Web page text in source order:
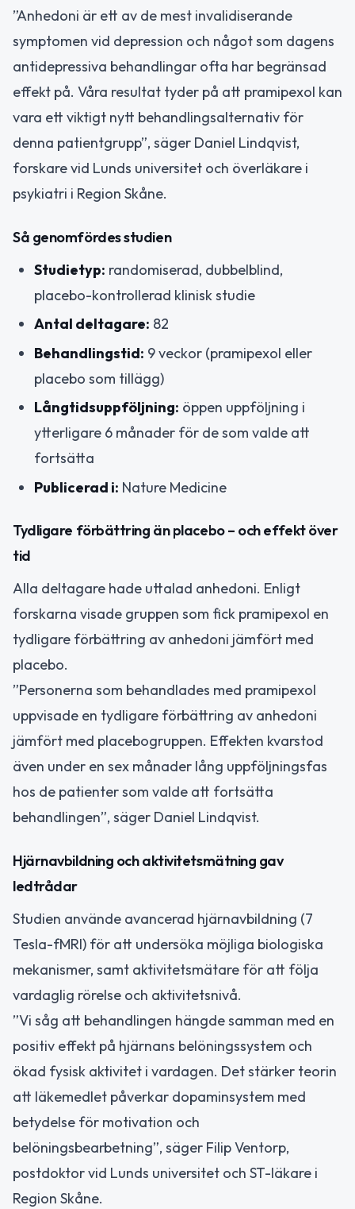
”Anhedoni är ett av de mest invalidiserande
symptomen vid depression och något som dagens
antidepressiva behandlingar ofta har begränsad
effekt på. Våra resultat tyder på att pramipexol kan
vara ett viktigt nytt behandlingsalternativ för
denna patientgrupp”, säger Daniel Lindqvist,
forskare vid Lunds universitet och överläkare i
psykiatri i Region Skåne.
Så genomfördes studien
Studietyp: randomiserad, dubbelblind,
placebo-kontrollerad klinisk studie
Antal deltagare: 82
Behandlingstid: 9 veckor (pramipexol eller
placebo som tillägg)
Långtidsuppföljning: öppen uppföljning i
ytterligare 6 månader för de som valde att
fortsätta
Publicerad i: Nature Medicine
Tydligare förbättring än placebo – och effekt över
tid
Alla deltagare hade uttalad anhedoni. Enligt
forskarna visade gruppen som fick pramipexol en
tydligare förbättring av anhedoni jämfört med
placebo.
”Personerna som behandlades med pramipexol
uppvisade en tydligare förbättring av anhedoni
jämfört med placebogruppen. Effekten kvarstod
även under en sex månader lång uppföljningsfas
hos de patienter som valde att fortsätta
behandlingen”, säger Daniel Lindqvist.
Hjärnavbildning och aktivitetsmätning gav
ledtrådar
Studien använde avancerad hjärnavbildning (7
Tesla-fMRI) för att undersöka möjliga biologiska
mekanismer, samt aktivitetsmätare för att följa
vardaglig rörelse och aktivitetsnivå.
”Vi såg att behandlingen hängde samman med en
positiv effekt på hjärnans belöningssystem och
ökad fysisk aktivitet i vardagen. Det stärker teorin
att läkemedlet påverkar dopaminsystem med
betydelse för motivation och
belöningsbearbetning”, säger Filip Ventorp,
postdoktor vid Lunds universitet och ST-läkare i
Region Skåne.